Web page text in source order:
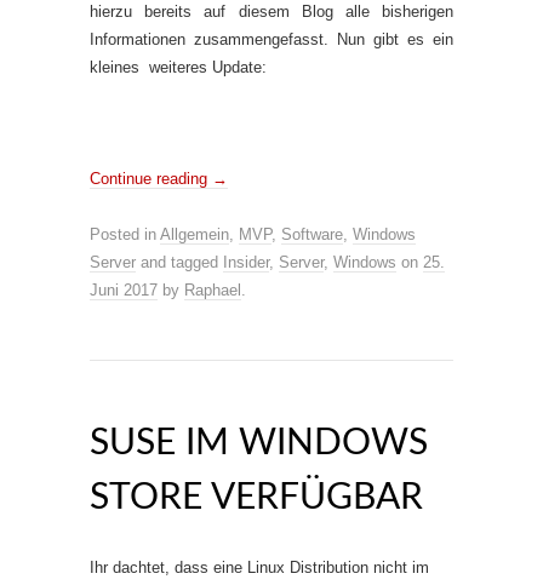
hierzu bereits auf diesem Blog alle bisherigen
Informationen zusammengefasst. Nun gibt es ein
kleines weiteres Update:
Continue reading →
Posted in Allgemein, MVP, Software, Windows
Server and tagged Insider, Server, Windows on 25.
Juni 2017 by Raphael .
SUSE IM WINDOWS
STORE VERFÜGBAR
Ihr dachtet, dass eine Linux Distribution nicht im